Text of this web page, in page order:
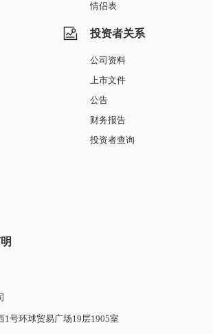
情侣表
投资者关系
公司资料
上市文件
公告
财务报告
投资者查询
1号环球贸易广场19层1905室